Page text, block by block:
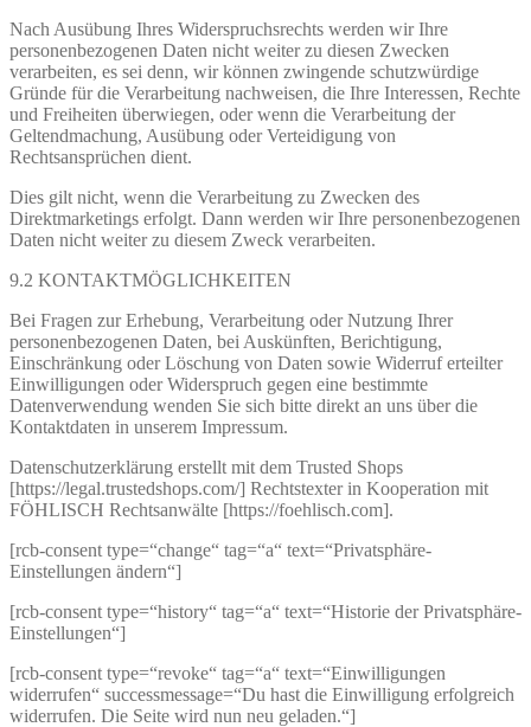
Nach Ausübung Ihres Widerspruchsrechts werden wir Ihre
personenbezogenen Daten nicht weiter zu diesen Zwecken
verarbeiten, es sei denn, wir können zwingende schutzwürdige
Gründe für die Verarbeitung nachweisen, die Ihre Interessen, Rechte
und Freiheiten überwiegen, oder wenn die Verarbeitung der
Geltendmachung, Ausübung oder Verteidigung von
Rechtsansprüchen dient.
Dies gilt nicht, wenn die Verarbeitung zu Zwecken des
Direktmarketings erfolgt. Dann werden wir Ihre personenbezogenen
Daten nicht weiter zu diesem Zweck verarbeiten.
9.2 KONTAKTMÖGLICHKEITEN
Bei Fragen zur Erhebung, Verarbeitung oder Nutzung Ihrer
personenbezogenen Daten, bei Auskünften, Berichtigung,
Einschränkung oder Löschung von Daten sowie Widerruf erteilter
Einwilligungen oder Widerspruch gegen eine bestimmte
Datenverwendung wenden Sie sich bitte direkt an uns über die
Kontaktdaten in unserem Impressum.
Datenschutzerklärung erstellt mit dem Trusted Shops
[https://legal.trustedshops.com/] Rechtstexter in Kooperation mit
FÖHLISCH Rechtsanwälte [https://foehlisch.com].
[rcb-consent type=“change“ tag=“a“ text=“Privatsphäre-
Einstellungen ändern“]
[rcb-consent type=“history“ tag=“a“ text=“Historie der Privatsphäre-
Einstellungen“]
[rcb-consent type=“revoke“ tag=“a“ text=“Einwilligungen
widerrufen“ successmessage=“Du hast die Einwilligung erfolgreich
widerrufen. Die Seite wird nun neu geladen.“]